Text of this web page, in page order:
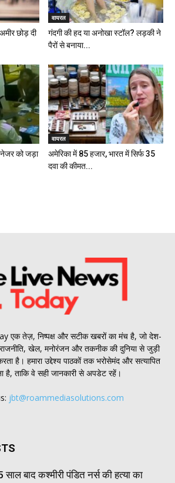
छोड़ दी
वायरल
गंदगी की हद या अनोखा स्टॉल? लड़की ने
पैरों से बनाया...
को जड़ा
वायरल
अमेरिका में ₹85 हजार, भारत में सिर्फ ₹35
दवा की कीमत...
एक तेज़, निष्पक्ष और सटीक खबरों का मंच है, जो देश-
खेल, मनोरंजन और तकनीक की दुनिया से जुड़ी
है। हमारा उद्देश्य पाठकों तक भरोसेमंद और सत्यापित
है, ताकि वे सही जानकारी से अपडेट रहें।
jbt@roammediasolutions.com
साल बाद कश्मीरी पंडित नर्स की हत्या का